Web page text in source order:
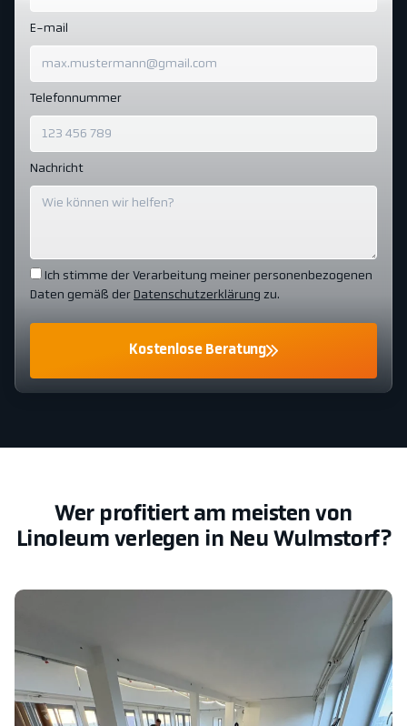
E-mail
Telefonnummer
Nachricht
Ich stimme der Verarbeitung meiner personenbezogenen
Daten gemäß der Datenschutzerklärung zu.
Kostenlose Beratung
Wer profitiert am meisten von
Linoleum verlegen in Neu Wulmstorf?